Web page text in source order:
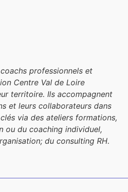
professionnels et
Centre Val de Loire
territoire. Ils accompagnent
et leurs collaborateurs dans
via des ateliers formations,
ou du coaching individuel,
du consulting RH.